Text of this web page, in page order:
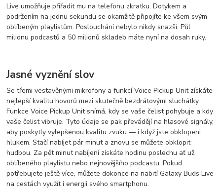
Live umožňuje přiřadit mu na telefonu zkratku. Dotykem a
podržením na jednu sekundu se okamžitě připojíte ke všem svým
oblíbeným playlistům. Poslouchání nebylo nikdy snazší. Půl
milionu podcastů a 50 milionů skladeb máte nyní na dosah ruky.
Jasné vyznění slov
Se třemi vestavěnými mikrofony a funkcí Voice Pickup Unit získáte
nejlepší kvalitu hovorů mezi skutečně bezdrátovými sluchátky.
Funkce Voice Pickup Unit snímá, kdy se vaše čelist pohybuje a kdy
vaše čelist vibruje. Tyto údaje se pak převádějí na hlasové signály,
aby poskytly vylepšenou kvalitu zvuku — i když jste obklopeni
hlukem. Stačí nabíjet pár minut a znovu se můžete obklopit
hudbou. Za pět minut nabíjení získáte hodinu poslechu ať už
oblíbeného playlistu nebo nejnovějšího podcastu. Pokud
potřebujete ještě více, můžete dokonce na nabití Galaxy Buds Live
na cestách využít i energii svého smartphonu.